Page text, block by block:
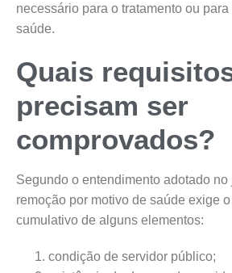
necessário para o tratamento ou
saúde.
Quais
precisam ser
comprovados?
Segundo o entendimento adotado no
remoção por motivo de saúde exige
cumulativo de alguns elementos:
condição de servidor público;